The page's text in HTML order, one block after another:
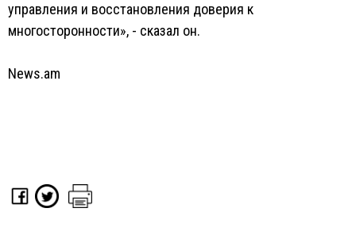
управления и восстановления доверия к
многосторонности», - сказал он.
News.am